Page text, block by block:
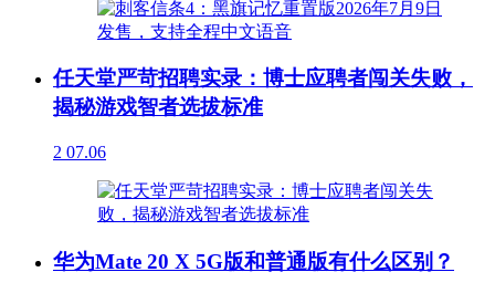
任天堂严苛招聘实录：博士应聘者闯关失败，
揭秘游戏智者选拔标准
2 07.06
华为Mate 20 X 5G版和普通版有什么区别？